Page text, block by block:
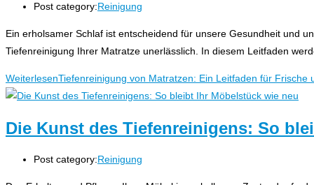
Post category:Reinigung
Ein erholsamer Schlaf ist entscheidend für unsere Gesundheit und
Tiefenreinigung Ihrer Matratze unerlässlich. In diesem Leitfaden
WeiterlesenTiefenreinigung von Matratzen: Ein Leitfaden für Frische
Die Kunst des Tiefenreinigens: So
Post category:Reinigung